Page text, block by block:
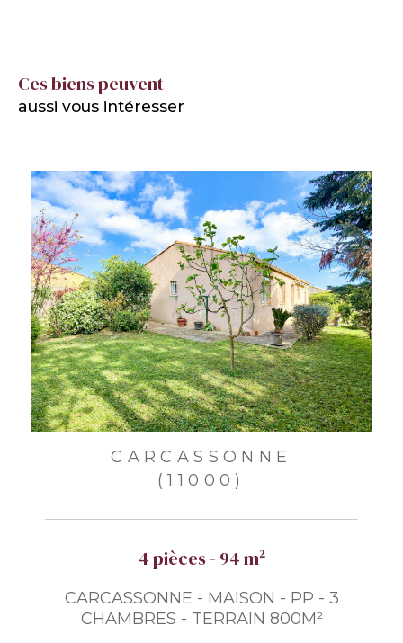
Ces biens peuvent
aussi vous intéresser
CARCASSONNE
(11000)
4 pièces - 94 m²
CARCASSONNE - MAISON - PP - 3
CHAMBRES - TERRAIN 800M²